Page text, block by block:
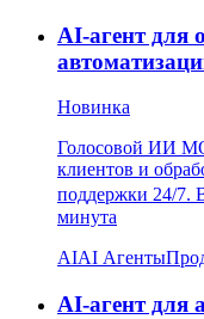
AI-агент для
Новинка
Голосовой ИИ
клиентов и
поддержки 24/7.
минута
AIAI Агенты
AI-агент для